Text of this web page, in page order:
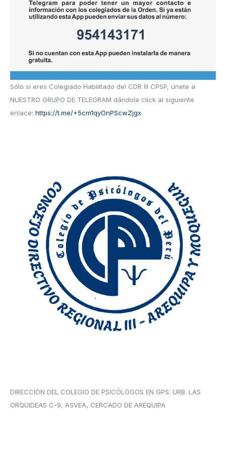
Sólo si eres Colegiado Habilitado del CDR III CPSP, únete a
NUESTRO GRUPO DE TELEGRAM dándole click al siguiente
enlace:https://t.me/+5cm1qyOnPScwZjgx
DIRECCIÓN DEL COLEGIO DE PSICÓLOGOS EN GPS: URB. LAS
ORQUIDEAS C-9, ASVEA, CERCADO DE AREQUIPA